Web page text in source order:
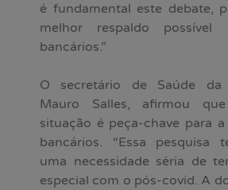
é fundamental este debate,
melhor respaldo
bancários.”
O secretário de Saúde da
Mauro Salles, afirmou
situação é peça-chave para
bancários. “Essa pesquisa
uma necessidade séria de
especial com o pós-covid. A